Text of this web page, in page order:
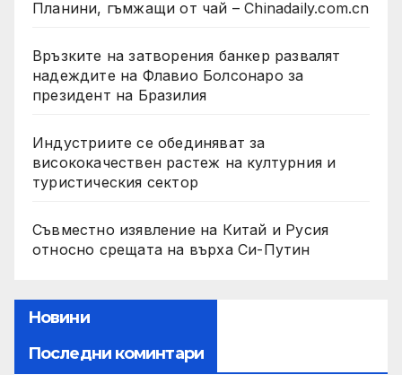
Планини, гъмжащи от чай – Chinadaily.com.cn
Връзките на затворения банкер развалят
надеждите на Флавио Болсонаро за
президент на Бразилия
Индустриите се обединяват за
висококачествен растеж на културния и
туристическия сектор
Съвместно изявление на Китай и Русия
относно срещата на върха Си-Путин
Новини
Последни коминтари